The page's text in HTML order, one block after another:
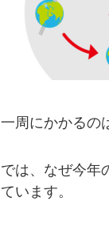
一周にかかるの
では、なぜ今年
ています。